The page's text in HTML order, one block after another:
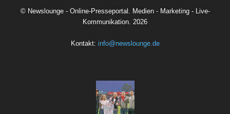
© Newslounge - Online-Presseportal. Medien - Marketing - Live-
Kommunikation. 2026
Kontakt: info@newslounge.de